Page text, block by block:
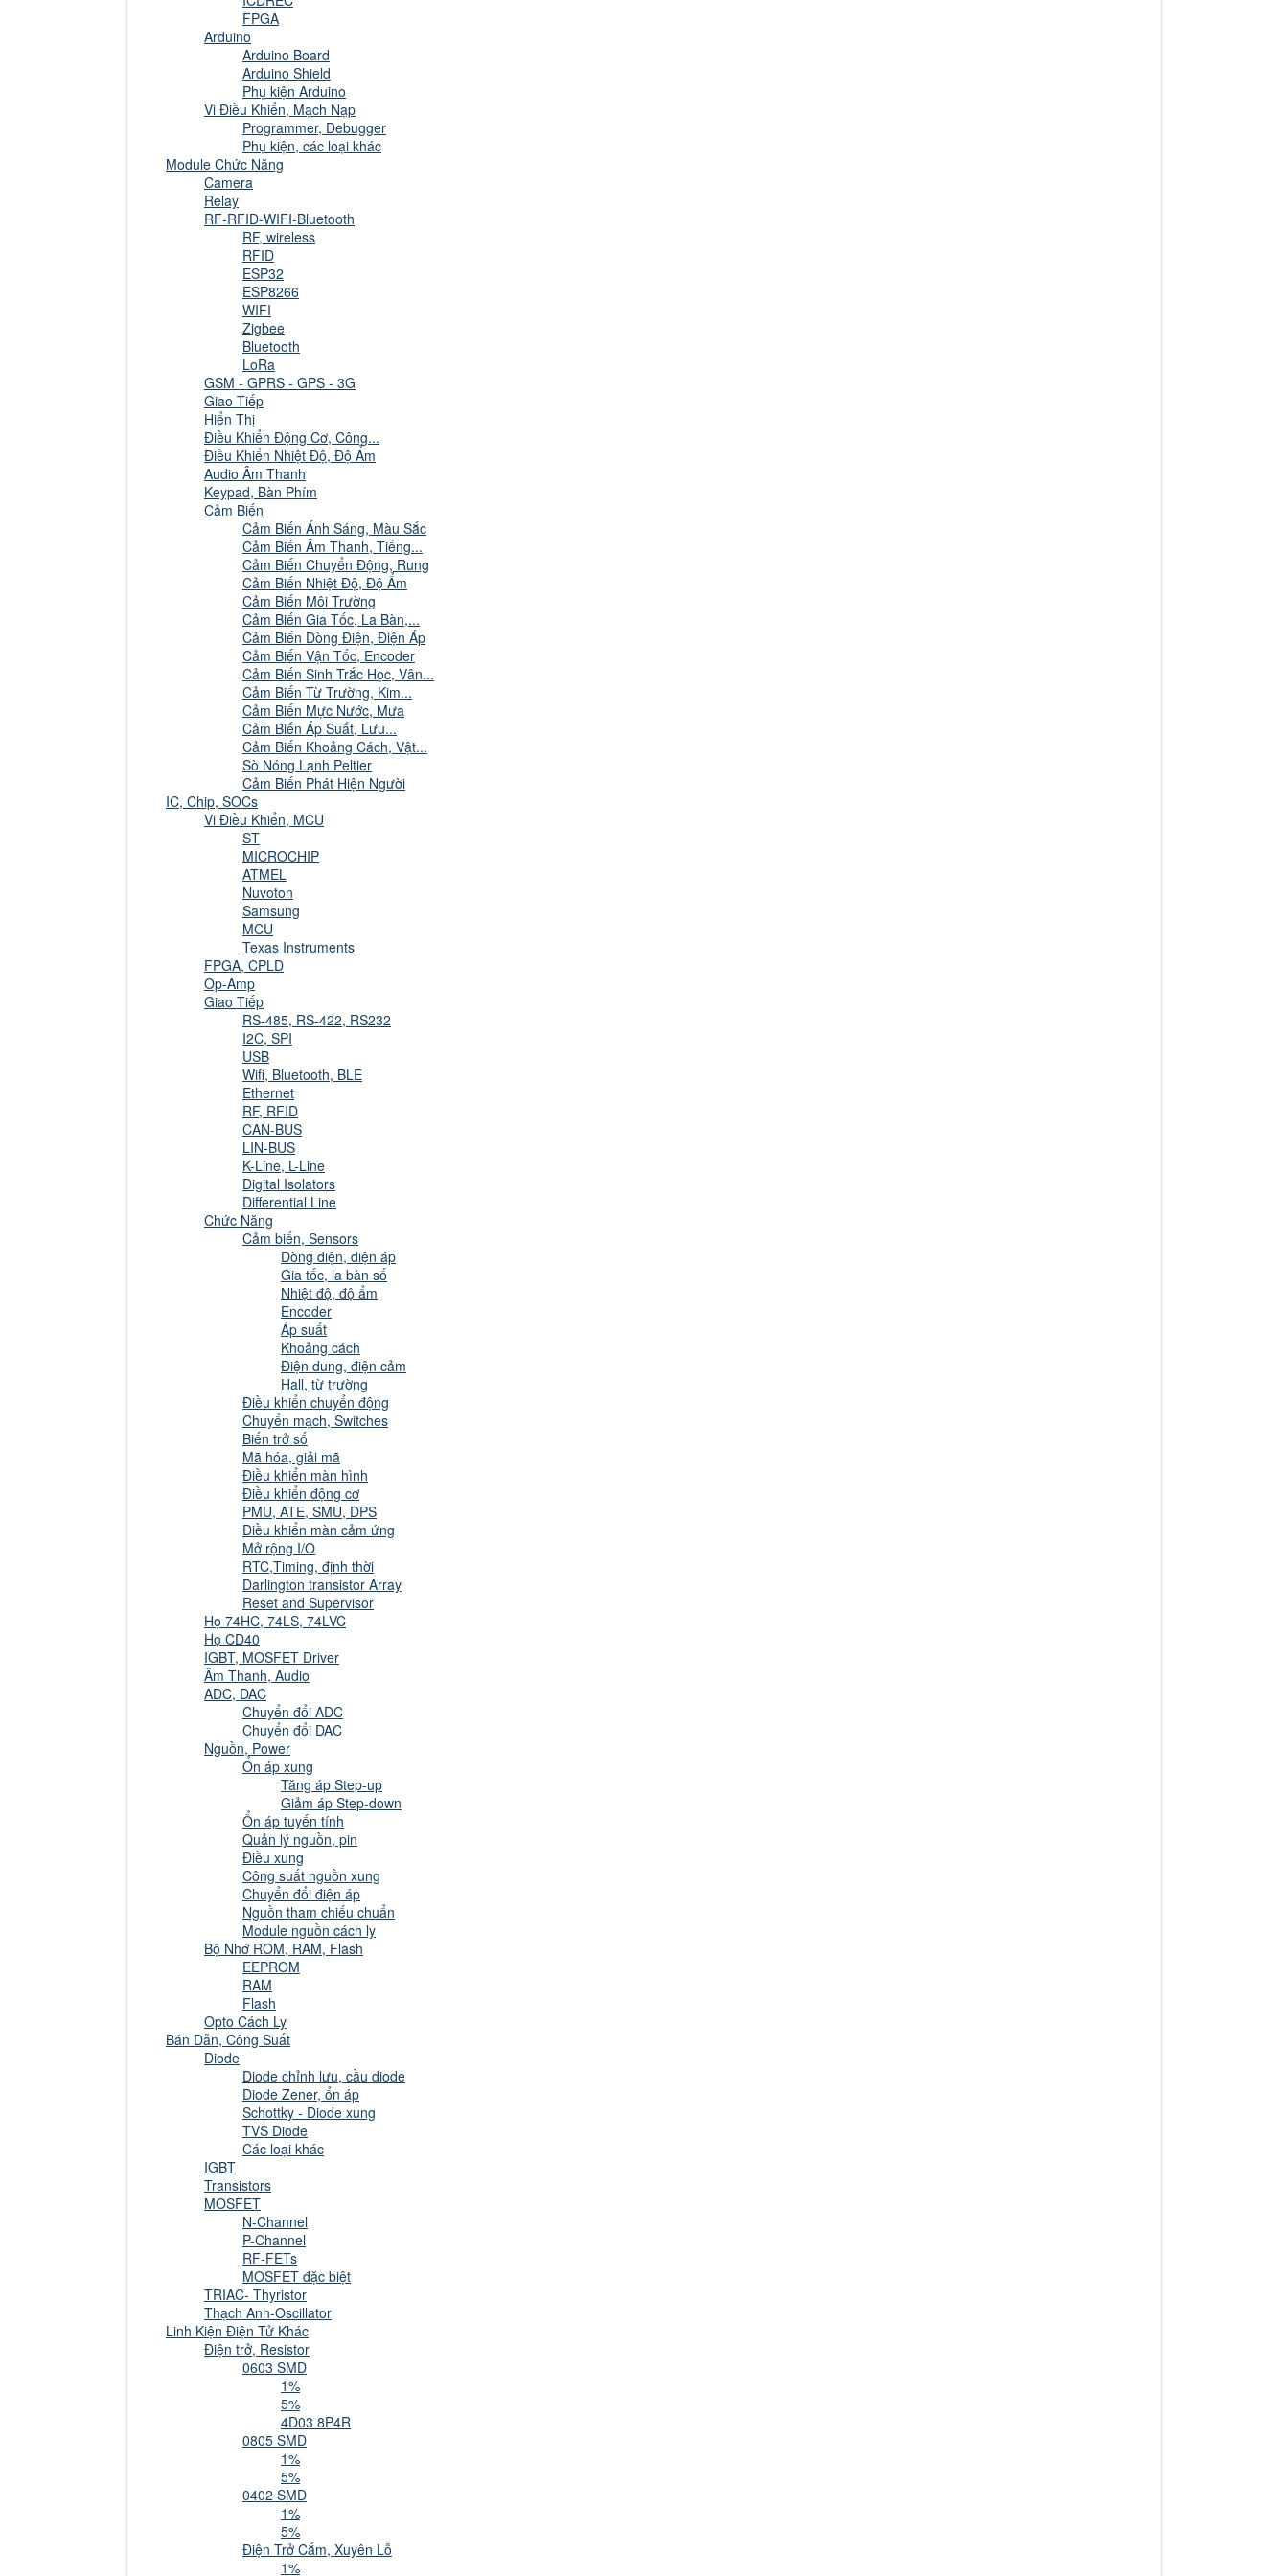
FPGA
Arduino
Arduino Board
Arduino Shield
Phụ kiện Arduino
Vi Điều Khiển, Mạch Nạp
Programmer, Debugger
Phụ kiện, các loại khác
Module Chức Năng
Camera
Relay
RF-RFID-WIFI-Bluetooth
RF, wireless
RFID
ESP32
ESP8266
WIFI
Zigbee
Bluetooth
LoRa
GSM - GPRS - GPS - 3G
Giao Tiếp
Hiển Thị
Điều Khiển Động Cơ, Công...
Điều Khiển Nhiệt Độ, Độ Ẩm
Audio Âm Thanh
Keypad, Bàn Phím
Cảm Biến
Cảm Biến Ánh Sáng, Màu Sắc
Cảm Biến Âm Thanh, Tiếng...
Cảm Biến Chuyển Động, Rung
Cảm Biến Nhiệt Độ, Độ Ẩm
Cảm Biến Môi Trường
Cảm Biến Gia Tốc, La Bàn,...
Cảm Biến Dòng Điện, Điện Áp
Cảm Biến Vận Tốc, Encoder
Cảm Biến Sinh Trắc Học, Vân...
Cảm Biến Từ Trường, Kim...
Cảm Biến Mực Nước, Mưa
Cảm Biến Áp Suất, Lưu...
Cảm Biến Khoảng Cách, Vật...
Sò Nóng Lạnh Peltier
Cảm Biến Phát Hiện Người
IC, Chip, SOCs
Vi Điều Khiển, MCU
ST
MICROCHIP
ATMEL
Nuvoton
Samsung
MCU
Texas Instruments
FPGA, CPLD
Op-Amp
Giao Tiếp
RS-485, RS-422, RS232
I2C, SPI
USB
Wifi, Bluetooth, BLE
Ethernet
RF, RFID
CAN-BUS
LIN-BUS
K-Line, L-Line
Digital Isolators
Differential Line
Chức Năng
Cảm biến, Sensors
Dòng điện, điện áp
Gia tốc, la bàn số
Nhiệt độ, độ ẩm
Encoder
Áp suất
Khoảng cách
Điện dung, điện cảm
Hall, từ trường
Điều khiển chuyển động
Chuyển mạch, Switches
Biến trở số
Mã hóa, giải mã
Điều khiển màn hình
Điều khiển động cơ
PMU, ATE, SMU, DPS
Điều khiển màn cảm ứng
Mở rộng I/O
RTC,Timing, định thời
Darlington transistor Array
Reset and Supervisor
Họ 74HC, 74LS, 74LVC
Họ CD40
IGBT, MOSFET Driver
Âm Thanh, Audio
ADC, DAC
Chuyển đổi ADC
Chuyển đổi DAC
Nguồn, Power
Ổn áp xung
Tăng áp Step-up
Giảm áp Step-down
Ổn áp tuyến tính
Quản lý nguồn, pin
Điều xung
Công suất nguồn xung
Chuyển đổi điện áp
Nguồn tham chiếu chuẩn
Module nguồn cách ly
Bộ Nhớ ROM, RAM, Flash
EEPROM
RAM
Flash
Opto Cách Ly
Bán Dẫn, Công Suất
Diode
Diode chỉnh lưu, cầu diode
Diode Zener, ổn áp
Schottky - Diode xung
TVS Diode
Các loại khác
IGBT
Transistors
MOSFET
N-Channel
P-Channel
RF-FETs
MOSFET đặc biệt
TRIAC- Thyristor
Thạch Anh-Oscillator
Linh Kiện Điện Tử Khác
Điện trở, Resistor
0603 SMD
1%
5%
4D03 8P4R
0805 SMD
1%
5%
0402 SMD
1%
5%
Điện Trở Cắm, Xuyên Lỗ
1%